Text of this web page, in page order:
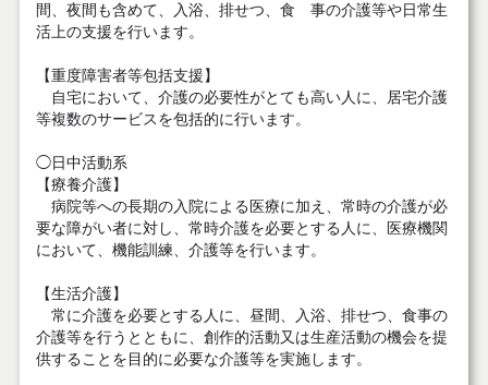
間、夜間も含めて、入浴、排せつ、食 事の介護等や日常生
活上の支援を行います。
【重度障害者等包括支援】
自宅において、介護の必要性がとても高い人に、居宅介護
等複数のサービスを包括的に行います。
◯日中活動系
【療養介護】
病院等への長期の入院による医療に加え、常時の介護が必
要な障がい者に対し、常時介護を必要とする人に、医療機関
において、機能訓練、介護等を行います。
【生活介護】
常に介護を必要とする人に、昼間、入浴、排せつ、食事の
介護等を行うとともに、創作的活動又は生産活動の機会を提
供することを目的に必要な介護等を実施します。